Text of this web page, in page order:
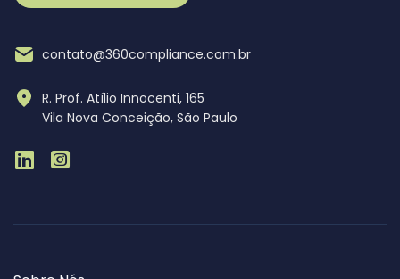
contato@360compliance.com.br
R. Prof. Atílio Innocenti, 165
Vila Nova Conceição, São Paulo